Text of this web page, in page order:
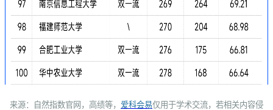
来源： 自然指数官网，高绩等， 爱科会易仅用于学术交流， 若相关内容侵